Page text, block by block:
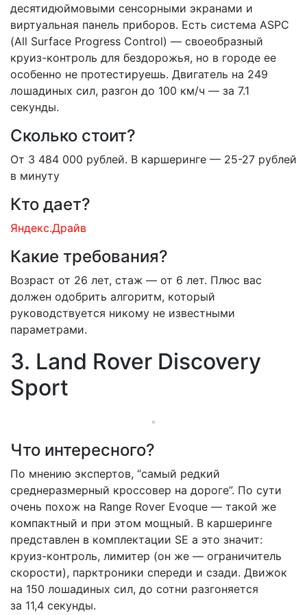
десятидюймовыми сенсорными экранами и
виртуальная панель приборов. Есть система ASPC
(All Surface Progress Control) — своеобразный
круиз-контроль для бездорожья, но в городе ее
особенно не протестируешь. Двигатель на 249
лошадиных сил, разгон до 100 км/ч — за 7.1
секунды.
Сколько стоит?
От 3 484 000 рублей. В каршеринге — 25-27 рублей
в минуту
Кто дает?
Яндекс.Драйв
Какие требования?
Возраст от 26 лет, стаж — от 6 лет. Плюс вас
должен одобрить алгоритм, который
руководствуется никому не известными
параметрами.
3. Land Rover Discovery
Sport
Что интересного?
По мнению экспертов, “самый редкий
среднеразмерный кроссовер на дороге”. По сути
очень похож на Range Rover Evoque — такой же
компактный и при этом мощный. В каршеринге
представлен в комплектации SE а это значит:
круиз-контроль, лимитер (он же — ограничитель
скорости), парктроники спереди и сзади. Движок
на 150 лошадиных сил, до сотни разгоняется
за 11,4 секунды.